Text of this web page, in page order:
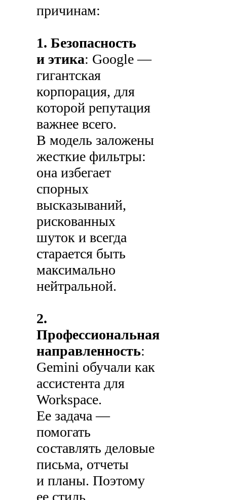
причинам:
1. Безопасность
и этика: Google —
гигантская
корпорация, для
которой репутация
важнее всего.
В модель заложены
жесткие фильтры:
она избегает
спорных
высказываний,
рискованных
шуток и всегда
старается быть
максимально
нейтральной.
2.
Профессиональная
направленность:
Gemini обучали как
ассистента для
Workspace.
Ее задача —
помогать
составлять деловые
письма, отчеты
и планы. Поэтому
ее стиль